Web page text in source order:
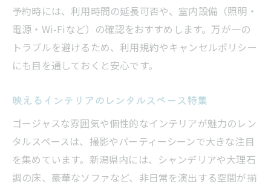
予約時には、利用時間の延長可否や、室内設備（照明・
電源・Wi-Fiなど）の確認をおすすめします。万が一の
トラブルを避けるため、利用規約やキャンセルポリシー
にも目を通しておくと安心です。
映えるインテリアのレンタルスペース特集
ゴージャスな雰囲気や個性的なインテリアが魅力のレン
タルスペースは、撮影やパーティーシーンで大きな注目
を集めています。新潟県内には、シャンデリアや大理石
調の床、豪華なソファなど、非日常を演出する空間が揃